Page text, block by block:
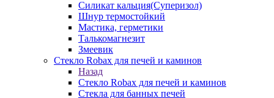
Силикат кальция(Суперизол)
Шнур термостойкий
Мастика, герметики
Талькомагнезит
Змеевик
Стекло Robax для печей и каминов
Назад
Стекло Robax для печей и каминов
Стекла для банных печей